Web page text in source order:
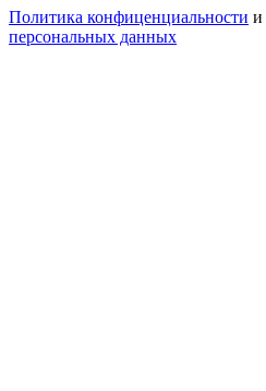
Политика конфиценциальности и
персональных данных